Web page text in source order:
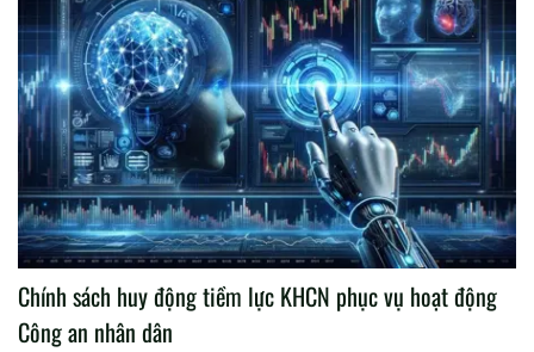
Chính sách huy động tiềm lực KHCN phục vụ hoạt động
Công an nhân dân